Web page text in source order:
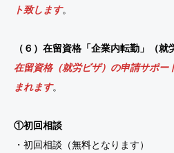
ト致します。
（６）在留資格「企業内転勤」（
在留資格（就労ビザ）の申請サポー
まれます。
①初回相談
・初回相談（無料となります）